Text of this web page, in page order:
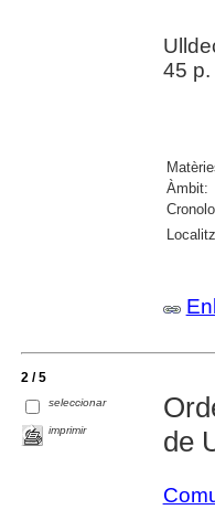
45 p.
Àmbit:
2 / 5
seleccionar
imprimir
de